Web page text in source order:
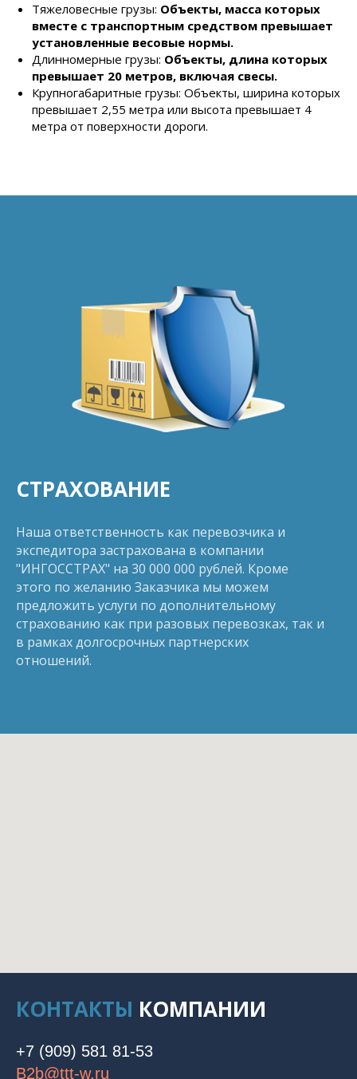
Тяжеловесные грузы: Объекты, масса которых
вместе с транспортным средством превышает
установленные весовые нормы.
Длинномерные грузы: Объекты, длина которых
превышает 20 метров, включая свесы.
Крупногабаритные грузы: Объекты, ширина которых
превышает 2,55 метра или высота превышает 4
метра от поверхности дороги.
СТРАХОВАНИЕ
Наша ответственность как перевозчика и
экспедитора застрахована в компании
"ИНГОССТРАХ" на 30 000 000 рублей. Кроме
этого по желанию Заказчика мы можем
предложить услуги по дополнительному
страхованию как при разовых перевозках, так и
в рамках долгосрочных партнерских
отношений.
КОНТАКТЫ КОМПАНИИ
+7 (909) 581 81-53
B2b@ttt-w.ru